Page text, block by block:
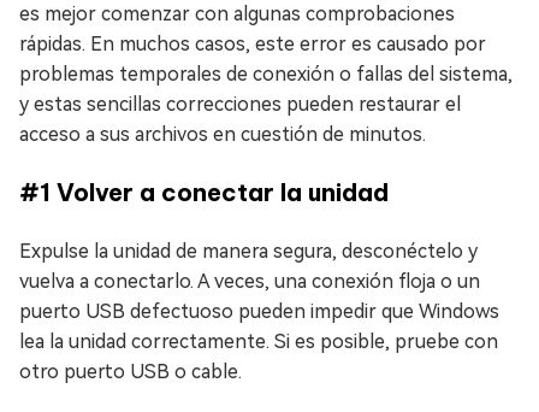
es mejor comenzar con algunas comprobaciones
rápidas. En muchos casos, este error es causado por
problemas temporales de conexión o fallas del sistema,
y estas sencillas correcciones pueden restaurar el
acceso a sus archivos en cuestión de minutos.
#1 Volver a conectar la unidad
Expulse la unidad de manera segura, desconéctelo y
vuelva a conectarlo. A veces, una conexión floja o un
puerto USB defectuoso pueden impedir que Windows
lea la unidad correctamente. Si es posible, pruebe con
otro puerto USB o cable.